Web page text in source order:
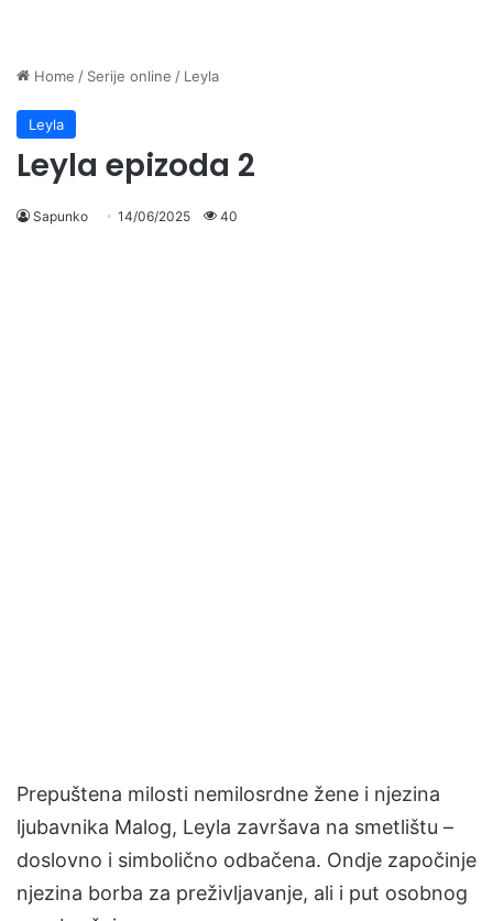
Home / Serije online / Leyla
Leyla
Leyla epizoda 2
Sapunko 14/06/2025 40
Prepuštena milosti nemilosrdne žene i njezina
ljubavnika Malog, Leyla završava na smetlištu –
doslovno i simbolično odbačena. Ondje započinje
njezina borba za preživljavanje, ali i put osobnog